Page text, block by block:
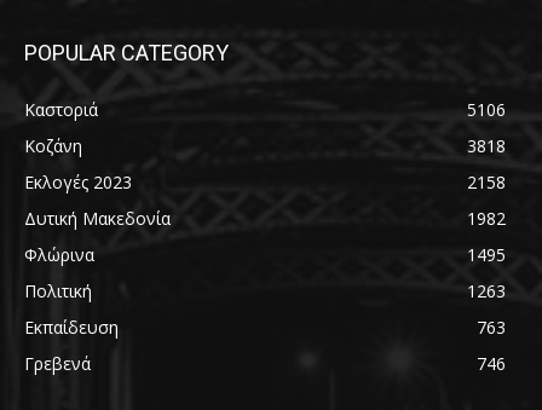
POPULAR CATEGORY
Καστοριά
5106
Κοζάνη
3818
Εκλογές 2023
2158
Δυτική Μακεδονία
1982
Φλώρινα
1495
Πολιτική
1263
Εκπαίδευση
763
Γρεβενά
746